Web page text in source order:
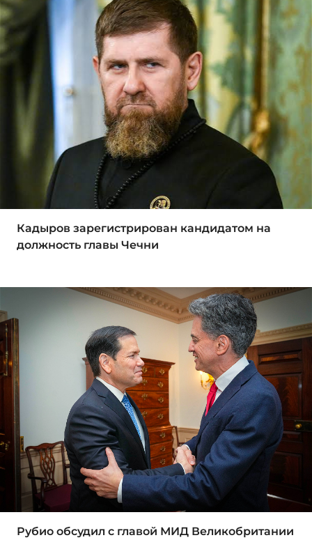
Кадыров зарегистрирован кандидатом на
должность главы Чечни
Рубио обсудил с главой МИД Великобритании